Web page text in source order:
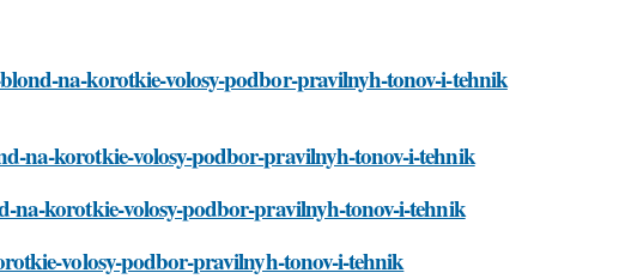
na-korotkie-volosy-podbor-pravilnyh-tonov-i-tehnik
na-korotkie-volosy-podbor-pravilnyh-tonov-i-tehnik
na-korotkie-volosy-podbor-pravilnyh-tonov-i-tehnik
volosy-podbor-pravilnyh-tonov-i-tehnik